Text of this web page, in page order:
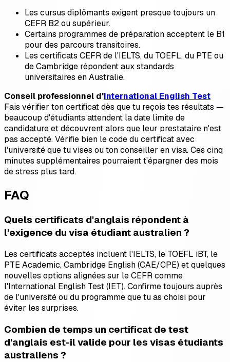
Les cursus diplômants exigent presque toujours un
CEFR B2 ou supérieur.
Certains programmes de préparation acceptent le B1
pour des parcours transitoires.
Les certificats CEFR de l'IELTS, du TOEFL, du PTE ou
de Cambridge répondent aux standards
universitaires en Australie.
Conseil professionnel d'International English Test
Fais vérifier ton certificat dès que tu reçois tes résultats —
beaucoup d'étudiants attendent la date limite de
candidature et découvrent alors que leur prestataire n'est
pas accepté. Vérifie bien le code du certificat avec
l'université que tu vises ou ton conseiller en visa. Ces cinq
minutes supplémentaires pourraient t'épargner des mois
de stress plus tard.
FAQ
Quels certificats d'anglais répondent à
l'exigence du visa étudiant australien ?
Les certificats acceptés incluent l'IELTS, le TOEFL iBT, le
PTE Academic, Cambridge English (CAE/CPE) et quelques
nouvelles options alignées sur le CEFR comme
l'International English Test (IET). Confirme toujours auprès
de l'université ou du programme que tu as choisi pour
éviter les surprises.
Combien de temps un certificat de test
d'anglais est-il valide pour les visas étudiants
australiens ?